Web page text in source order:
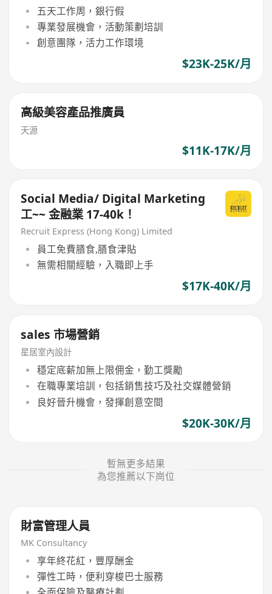
五天工作周，銀行假
專業發展機會，活動策劃培訓
創意團隊，活力工作環境
$23K-25K/月
高級美容產品推廣員
天源
$11K-17K/月
Social Media/ Digital Marketing
工~~ 金融業 17-40k！
Recruit Express (Hong Kong) Limited
員工免費膳食,膳食津貼
無需相關經驗，入職即上手
$17K-40K/月
sales 市場營銷
星居室內設計
穩定底薪加無上限佣金，勤工獎勵
在職專業培訓，包括銷售技巧及社交媒體營銷
良好晉升機會，發揮創意空間
$20K-30K/月
暫無更多結果
為您推薦以下崗位
財富管理人員
MK Consultancy
享年終花紅，豐厚酬金
彈性工時，便利穿梭巴士服務